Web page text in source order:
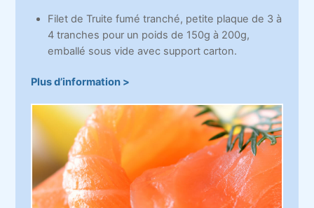
Filet de Truite fumé tranché, petite plaque de 3 à
4 tranches pour un poids de 150g à 200g,
emballé sous vide avec support carton.
Plus d’information >